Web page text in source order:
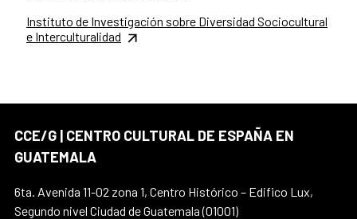
Instituto de Investigación sobre Diversidad Sociocultural
e Interculturalidad
CCE/G | CENTRO CULTURAL DE ESPAÑA EN
GUATEMALA
6ta. Avenida 11-02 zona 1, Centro Histórico – Edifico Lux,
Segundo nivel Ciudad de Guatemala (01001)